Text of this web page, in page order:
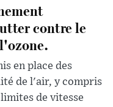
contre le
en place des
de l'air, y compris
de vitesse